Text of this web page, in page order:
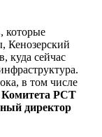
которые
Кенозерский
куда сейчас
в том числе
Комитета РСТ
директор